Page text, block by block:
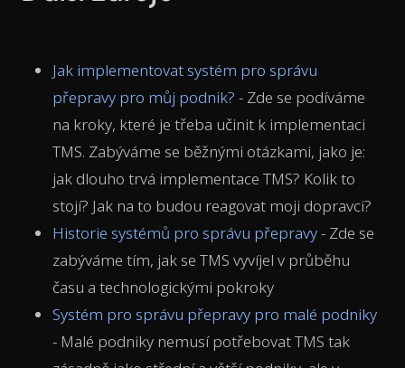
Jak implementovat systém pro správu
přepravy pro můj podnik? - Zde se podíváme
na kroky, které je třeba učinit k implementaci
TMS. Zabýváme se běžnými otázkami, jako je:
jak dlouho trvá implementace TMS? Kolik to
stojí? Jak na to budou reagovat moji dopravci?
Historie systémů pro správu přepravy- Zde se
zabýváme tím, jak se TMS vyvíjel v průběhu
času a technologickými pokroky
Systém pro správu přepravy pro malé podniky
- Malé podniky nemusí potřebovat TMS tak